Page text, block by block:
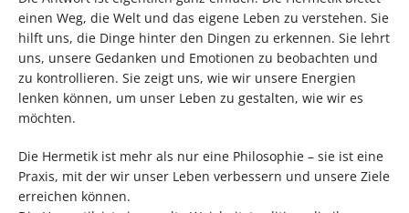
einen Weg, die Welt und das eigene Leben zu verstehen. Sie
hilft uns, die Dinge hinter den Dingen zu erkennen. Sie lehrt
uns, unsere Gedanken und Emotionen zu beobachten und
zu kontrollieren. Sie zeigt uns, wie wir unsere Energien
lenken können, um unser Leben zu gestalten, wie wir es
möchten.
Die Hermetik ist mehr als nur eine Philosophie – sie ist eine
Praxis, mit der wir unser Leben verbessern und unsere Ziele
erreichen können.